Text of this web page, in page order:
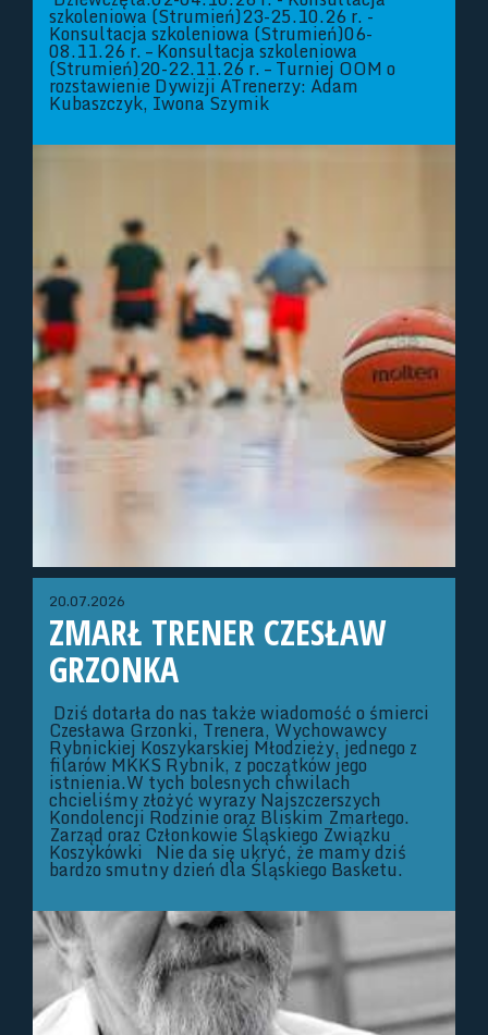
szkoleniowa (Strumień)23-25.10.26 r. -
Konsultacja szkoleniowa (Strumień)06-
08.11.26 r. – Konsultacja szkoleniowa
(Strumień)20-22.11.26 r. – Turniej OOM o
rozstawienie Dywizji ATrenerzy: Adam
Kubaszczyk, Iwona Szymik
20.07.2026
ZMARŁ TRENER CZESŁAW
GRZONKA
Dziś dotarła do nas także wiadomość o śmierci
Czesława Grzonki, Trenera, Wychowawcy
Rybnickiej Koszykarskiej Młodzieży, jednego z
filarów MKKS Rybnik, z początków jego
istnienia.W tych bolesnych chwilach
chcieliśmy złożyć wyrazy Najszczerszych
Kondolencji Rodzinie oraz Bliskim Zmarłego.
Zarząd oraz Członkowie Śląskiego Związku
Koszykówki Nie da się ukryć, że mamy dziś
bardzo smutny dzień dla Śląskiego Basketu.